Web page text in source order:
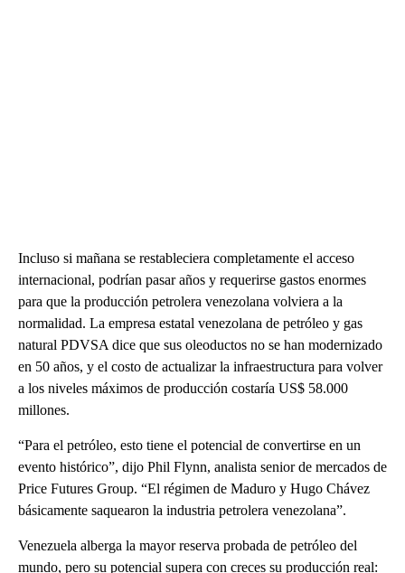
Incluso si mañana se restableciera completamente el acceso
internacional, podrían pasar años y requerirse gastos enormes
para que la producción petrolera venezolana volviera a la
normalidad. La empresa estatal venezolana de petróleo y gas
natural PDVSA dice que sus oleoductos no se han modernizado
en 50 años, y el costo de actualizar la infraestructura para volver
a los niveles máximos de producción costaría US$ 58.000
millones.
“Para el petróleo, esto tiene el potencial de convertirse en un
evento histórico”, dijo Phil Flynn, analista senior de mercados de
Price Futures Group. “El régimen de Maduro y Hugo Chávez
básicamente saquearon la industria petrolera venezolana”.
Venezuela alberga la mayor reserva probada de petróleo del
mundo, pero su potencial supera con creces su producción real: